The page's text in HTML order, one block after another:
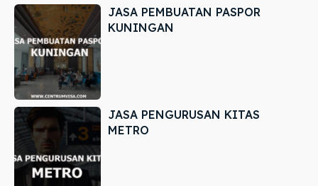
JASA PEMBUATAN PASPOR
KUNINGAN
JASA PENGURUSAN KITAS
METRO